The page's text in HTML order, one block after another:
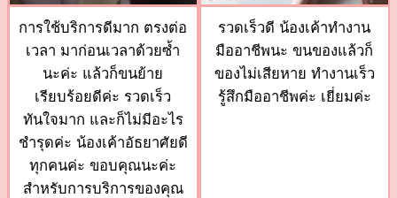
การใช้บริการดีมาก ตรงต่อ
เวลา มาก่อนเวลาด้วยซ้ำ
นะค่ะ แล้วก็ขนย้าย
เรียบร้อยดีค่ะ รวดเร็ว
ทันใจมาก และก็ไม่มีอะไร
ชำรุดค่ะ น้องเค้าอัธยาศัยดี
ทุกคนค่ะ ขอบคุณนะค่ะ
สำหรับการบริการของคุณ
รวดเร็วดี น้องเค้าทำงาน
มืออาชีพนะ ขนของแล้วก็
ของไม่เสียหาย ทำงานเร็ว
รู้สึกมืออาชีพค่ะ เยี่ยมค่ะ